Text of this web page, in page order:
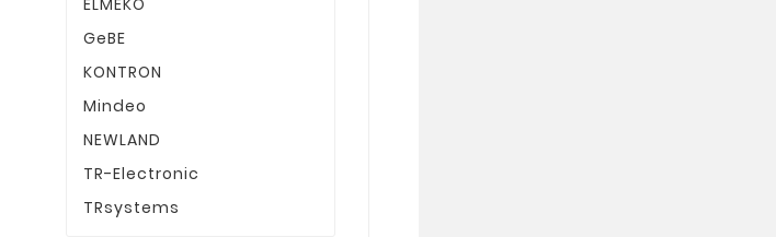
GeBE
KONTRON
Mindeo
NEWLAND
TR-Electronic
TRsystems